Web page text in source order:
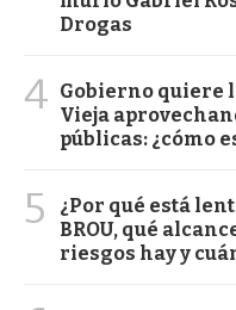
Drogas
4 Gobierno quiere
Vieja
públicas: ¿cómo
5
¿Por qué está
BROU, qué
riesgos hay y